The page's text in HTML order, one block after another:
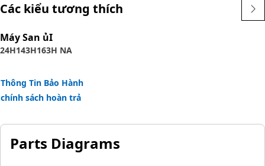
Các kiểu tương thích
Máy San ủI
24H143H163H NA
Thông Tin Bảo Hành
chính sách hoàn trả
Parts Diagrams